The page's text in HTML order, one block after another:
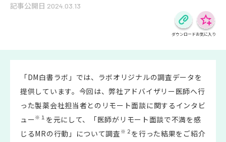
記事公開日 2024.03.13
ダウンロードお気に入り
「DM白書ラボ」では、ラボオリジナルの調査データを
提供しています。今回は、弊社アドバイザリー医師へ行
った製薬会社担当者とのリモート面談に関するインタビ
ュー※１ を元にして、「医師がリモート面談で不満を感
じるMRの行動」について調査 ※２ を行った結果をご紹介